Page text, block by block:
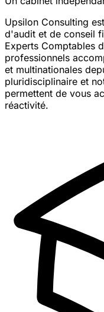
Upsilon Consulting
d'audit et de conseil
Experts Comptables
professionnels
et multinationales
pluridisciplinaire et
permettent de vous
réactivité.